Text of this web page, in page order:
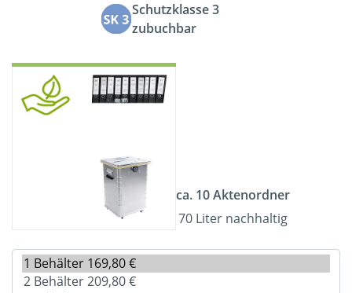
Schutzklasse 3
zubuchbar
ca. 10 Aktenordner
70 Liter nachhaltig